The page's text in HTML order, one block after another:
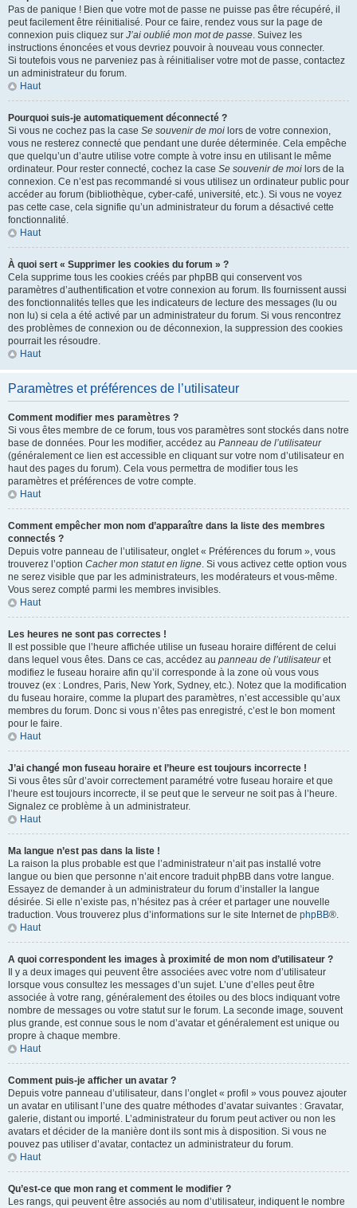
Pas de panique ! Bien que votre mot de passe ne puisse pas être récupéré, il
peut facilement être réinitialisé. Pour ce faire, rendez vous sur la page de
connexion puis cliquez sur J’ai oublié mon mot de passe. Suivez les
instructions énoncées et vous devriez pouvoir à nouveau vous connecter.
Si toutefois vous ne parveniez pas à réinitialiser votre mot de passe, contactez
un administrateur du forum.
Haut
Pourquoi suis-je automatiquement déconnecté ?
Si vous ne cochez pas la case Se souvenir de moi lors de votre connexion,
vous ne resterez connecté que pendant une durée déterminée. Cela empêche
que quelqu’un d’autre utilise votre compte à votre insu en utilisant le même
ordinateur. Pour rester connecté, cochez la case Se souvenir de moi lors de la
connexion. Ce n’est pas recommandé si vous utilisez un ordinateur public pour
accéder au forum (bibliothèque, cyber-café, université, etc.). Si vous ne voyez
pas cette case, cela signifie qu’un administrateur du forum a désactivé cette
fonctionnalité.
Haut
À quoi sert « Supprimer les cookies du forum » ?
Cela supprime tous les cookies créés par phpBB qui conservent vos
paramètres d’authentification et votre connexion au forum. Ils fournissent aussi
des fonctionnalités telles que les indicateurs de lecture des messages (lu ou
non lu) si cela a été activé par un administrateur du forum. Si vous rencontrez
des problèmes de connexion ou de déconnexion, la suppression des cookies
pourrait les résoudre.
Haut
Paramètres et préférences de l’utilisateur
Comment modifier mes paramètres ?
Si vous êtes membre de ce forum, tous vos paramètres sont stockés dans notre
base de données. Pour les modifier, accédez au Panneau de l’utilisateur
(généralement ce lien est accessible en cliquant sur votre nom d’utilisateur en
haut des pages du forum). Cela vous permettra de modifier tous les
paramètres et préférences de votre compte.
Haut
Comment empêcher mon nom d’apparaître dans la liste des membres
connectés ?
Depuis votre panneau de l’utilisateur, onglet « Préférences du forum », vous
trouverez l’option Cacher mon statut en ligne. Si vous activez cette option vous
ne serez visible que par les administrateurs, les modérateurs et vous-même.
Vous serez compté parmi les membres invisibles.
Haut
Les heures ne sont pas correctes !
Il est possible que l’heure affichée utilise un fuseau horaire différent de celui
dans lequel vous êtes. Dans ce cas, accédez au panneau de l’utilisateuret
modifiez le fuseau horaire afin qu’il corresponde à la zone où vous vous
trouvez (ex : Londres, Paris, New York, Sydney, etc.). Notez que la modification
du fuseau horaire, comme la plupart des paramètres, n’est accessible qu’aux
membres du forum. Donc si vous n’êtes pas enregistré, c’est le bon moment
pour le faire.
Haut
J’ai changé mon fuseau horaire et l’heure est toujours incorrecte !
Si vous êtes sûr d’avoir correctement paramétré votre fuseau horaire et que
l’heure est toujours incorrecte, il se peut que le serveur ne soit pas à l’heure.
Signalez ce problème à un administrateur.
Haut
Ma langue n’est pas dans la liste !
La raison la plus probable est que l’administrateur n’ait pas installé votre
langue ou bien que personne n’ait encore traduit phpBB dans votre langue.
Essayez de demander à un administrateur du forum d’installer la langue
désirée. Si elle n’existe pas, n’hésitez pas à créer et partager une nouvelle
traduction. Vous trouverez plus d’informations sur le site Internet de phpBB®.
Haut
A quoi correspondent les images à proximité de mon nom d’utilisateur ?
Il y a deux images qui peuvent être associées avec votre nom d’utilisateur
lorsque vous consultez les messages d’un sujet. L’une d’elles peut être
associée à votre rang, généralement des étoiles ou des blocs indiquant votre
nombre de messages ou votre statut sur le forum. La seconde image, souvent
plus grande, est connue sous le nom d’avatar et généralement est unique ou
propre à chaque membre.
Haut
Comment puis-je afficher un avatar ?
Depuis votre panneau d’utilisateur, dans l’onglet « profil » vous pouvez ajouter
un avatar en utilisant l’une des quatre méthodes d’avatar suivantes : Gravatar,
galerie, distant ou importé. L’administrateur du forum peut activer ou non les
avatars et décider de la manière dont ils sont mis à disposition. Si vous ne
pouvez pas utiliser d’avatar, contactez un administrateur du forum.
Haut
Qu’est-ce que mon rang et comment le modifier ?
Les rangs, qui peuvent être associés au nom d’utilisateur, indiquent le nombre